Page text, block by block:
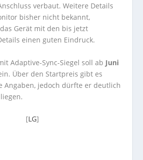
verbaut. Weitere Details
bisher nicht bekannt,
Gerät mit den bis jetzt
einen guten Eindruck.
Adaptive-Sync-Siegel soll ab Juni
Über den Startpreis gibt es
Angaben, jedoch dürfte er deutlich
liegen.
[LG]